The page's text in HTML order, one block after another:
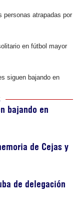
personas atrapadas por
en fútbol mayor
siguen bajando en
bajando en
de Cejas y
de delegación